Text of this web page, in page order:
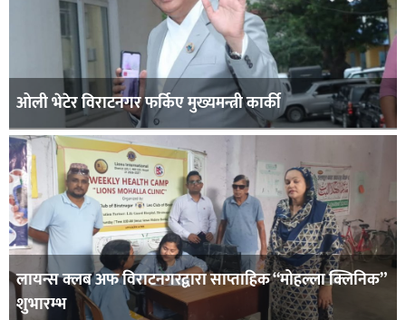
ओली भेटेर विराटनगर फर्किए मुख्यमन्त्री कार्की
लायन्स क्लब अफ विराटनगरद्वारा साप्ताहिक “मोहल्ला क्लिनिक”
शुभारम्भ